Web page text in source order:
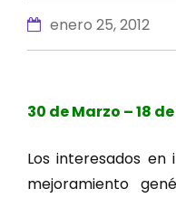
enero 25, 2012
30 de Marzo – 18
Los interesados
mejoramiento